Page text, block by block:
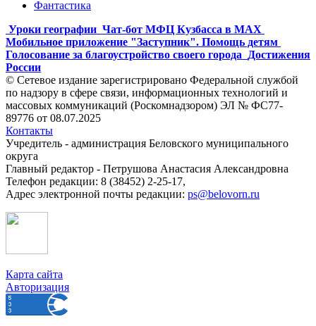
Фантастика
Уроки географии Чат-бот МФЦ Кузбасса в MAX
Мобильное приложение "Заступник". Помощь детям
Голосование за благоустройство своего города
Достижения
России
© Сетевое издание зарегистрировано Федеральной службой
по надзору в сфере связи, информационных технологий и
массовых коммуникаций (Роскомнадзором) ЭЛ № ФС77-
89776 от 08.07.2025
Контакты
Учредитель - администрация Беловского муниципального
округа
Главный редактор - Петрушова Анастасия Александровна
Телефон редакции: 8 (38452) 2-25-17,
Адрес электронной почты редакции: ps@belovorn.ru
Карта сайта
Авторизация